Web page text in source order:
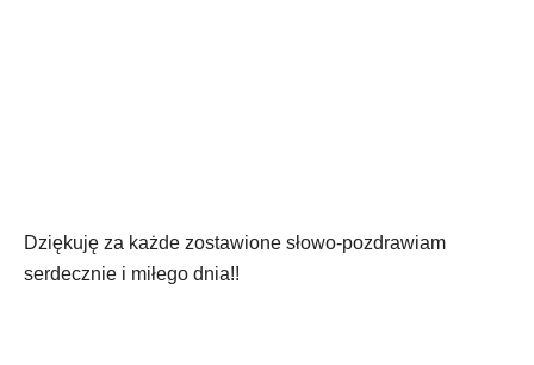
Dziękuję za każde zostawione słowo-pozdrawiam
serdecznie i miłego dnia!!